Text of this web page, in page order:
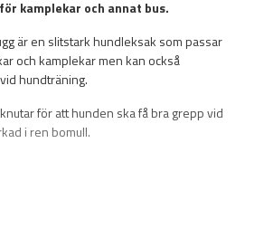
kamplekar och annat bus.
är en slitstark hundleksak som passar
och kamplekar men kan också
hundträning.
för att hunden ska få bra grepp vid
i ren bomull.